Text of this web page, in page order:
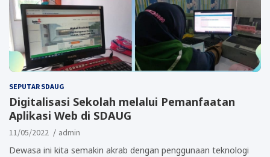
SEPUTAR SDAUG
Digitalisasi Sekolah melalui Pemanfaatan
Aplikasi Web di SDAUG
11/05/2022 admin
Dewasa ini kita semakin akrab dengan penggunaan teknologi